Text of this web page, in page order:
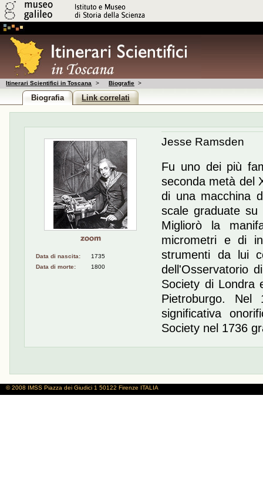
Itinerari Scientifici in Toscana > Biografie >
Biografia Link correlati
Data di nascita:
1735
Data di morte:
1800
Jesse Ramsden
Fu uno dei più
seconda metà del
di una macchina
scale graduate
Migliorò la
micrometri e di
strumenti da lui
dell'Osservatorio
Society di Londra
Pietroburgo.
significativa
Society nel 1736
© 2008 IMSS Piazza dei Giudici 1 50122 Firenze ITALIA